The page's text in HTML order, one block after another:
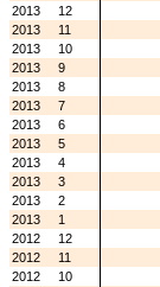
2013
12
2013
11
2013
10
2013
9
2013
8
2013
7
2013
6
2013
5
2013
4
2013
3
2013
2
2013
1
2012
12
2012
11
2012
10